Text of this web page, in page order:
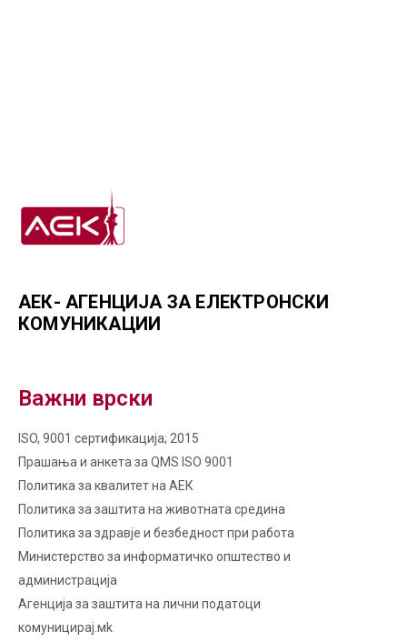
АЕК- АГЕНЦИЈА ЗА ЕЛЕКТРОНСКИ
КОМУНИКАЦИИ
Важни врски
ISO, 9001 сертификација; 2015
Прашања и анкета за QMS ISO 9001
Политика за квалитет на AЕК
Политика за заштита на животната средина
Политика за здравје и безбедност при работа
Министерство за информатичко општество и
администрација
Агенција за заштита на лични податоци
комуницирај.мk